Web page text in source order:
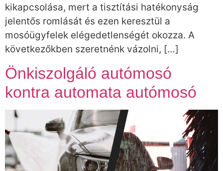
kikapcsolása, mert a tisztítási hatékonyság
jelentős romlását és ezen keresztül a
mosóügyfelek elégedetlenségét okozza. A
következőkben szeretnénk vázolni, […]
Önkiszolgáló autómosó
kontra automata autómosó